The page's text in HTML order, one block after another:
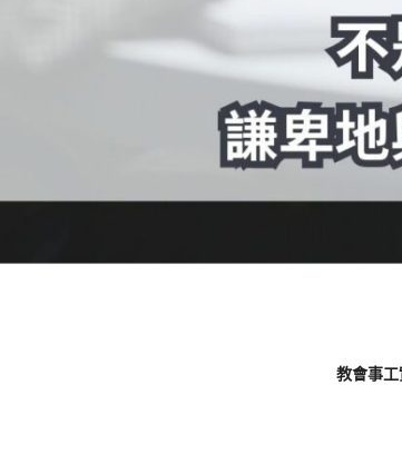
教會事